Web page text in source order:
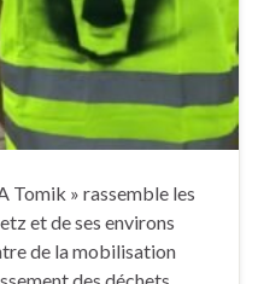
Tomik » rassemble les
et de ses environs
de la mobilisation